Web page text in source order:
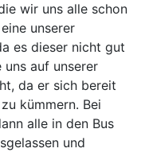
wir uns alle schon
unserer
es dieser nicht gut
auf unserer
da er sich bereit
kümmern. Bei
alle in den Bus
und